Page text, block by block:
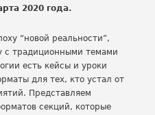
2020 года.
“новой реальности”,
с традиционными темами
есть кейсы и уроки
для тех, кто устал от
Представляем
секций, которые